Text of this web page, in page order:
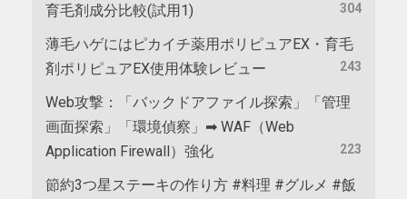
育毛剤成分比較(試用1) 304
薄毛ハゲにはピカイチ薬用ポリピュアEX・育毛
剤ポリピュアEX使用体験レビュー
243
Web攻撃：「バックドアファイル探索」「管理
画面探索」「環境偵察」➡ WAF（Web
Application Firewall）強化
223
節約3つ星ステーキの作り方 #料理 #グルメ #飯